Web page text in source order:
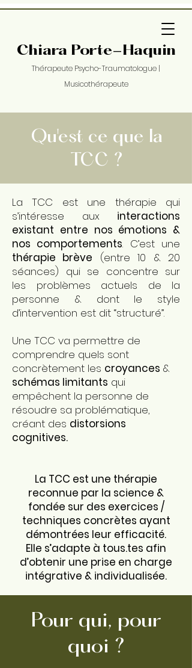
Chiara Porte-Haquin
Thérapeute Psycho-Traumatologue |
Musicothérapeute
Qu'est ce que la
TCC ?
La TCC est une thérapie qui
s’intéresse aux interactions
existant entre nos émotions &
nos comportements. C’est une
thérapie brève (entre 10 & 20
séances) qui se concentre sur
les problèmes actuels de la
personne & dont le style
d’intervention est dit “structuré”.
Une TCC va permettre de
comprendre quels sont
concrètement les croyances &
schémas limitants qui
empêchent la personne de
résoudre sa problématique,
créant des distorsions
cognitives.
La TCC est une thérapie
reconnue par la science &
fondée sur des exercices /
techniques concrètes ayant
démontrées leur efficacité.
Elle s’adapte à tous.tes afin
d’obtenir une prise en charge
intégrative & individualisée.
Pour qui, pour
quoi ?